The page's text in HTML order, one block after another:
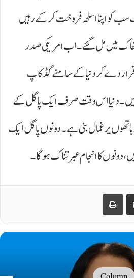
کو اپنا اسلحہ فروخت کرکے رہیں
میں مل گئے۔ اب امریکی صدر
دے کر دنیا کے سامنے گڈ کاپ
ہیں۔ دنیا اس وقت صرف ایک پاگل کے
ہاتھوں یرغمال بنی ہے۔ دونوں پاگل ایک
کا انجام عبرتناک ہوگا۔
Share via Email
Print